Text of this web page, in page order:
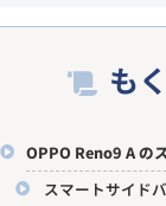
も
OPPO Reno9 A の
スマートサイド